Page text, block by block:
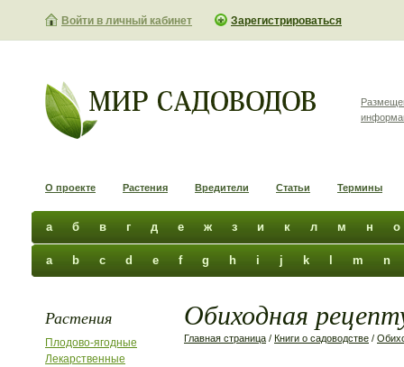
Войти в личный кабинет Зарегистрироваться
О проекте Растения Вредители Статьи Термины
а б в г д е ж з и к л м н о
a b c d e f g h i j k m n
Растения
Плодово-ягодные
Лекарственные
Обиходная
Главная страница / Книги о садоводстве /